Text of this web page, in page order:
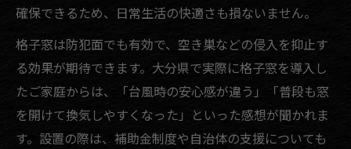
確保できるため、日常生活の快適さも損ないません。
格子窓は防犯面でも有効で、空き巣などの侵入を抑止す
る効果が期待できます。大分県で実際に格子窓を導入し
たご家庭からは、「台風時の安心感が違う」「普段も窓
を開けて換気しやすくなった」といった感想が聞かれま
す。設置の際は、補助金制度や自治体の支援についても